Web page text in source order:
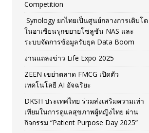
Competition
Synology ยกไทยเป็นศูนย์กลางการเติบโต
ในอาเซียนรุกขยายโซลูชัน NAS และ
ระบบจัดการข้อมูลรับยุค Data Boom
งานแถลงข่าว Life Expo 2025
ZEEN เขย่าตลาด FMCG เปิดตัว
เทคโนโลยี AI อัจฉริยะ
DKSH ประเทศไทย ร่วมส่งเสริมความเท่า
เทียมในการดูแลสุขภาพผู้หญิงไทย ผ่าน
กิจกรรม “Patient Purpose Day 2025”